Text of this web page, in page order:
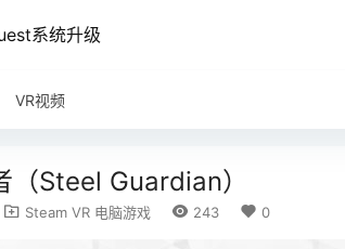
系统升级
VR视频
（Steel Guardian）
Steam VR 电脑游戏 243 0